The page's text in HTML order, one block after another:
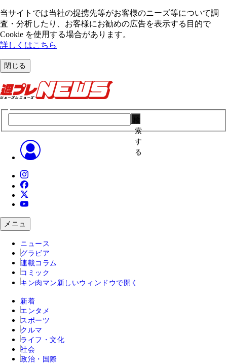
当サイトでは当社の提携先等がお客様のニーズ等について調
査・分析したり、お客様にお勧めの広告を表⽰する⽬的で
Cookie を使⽤する場合があります。
詳しくはこちら
閉じる
索
す
る
メニュ
ニュース
グラビア
連載コラム
コミック
キン肉マン 新しいウィンドウで開く
新着
エンタメ
スポーツ
クルマ
ライフ・文化
社会
政治・国際